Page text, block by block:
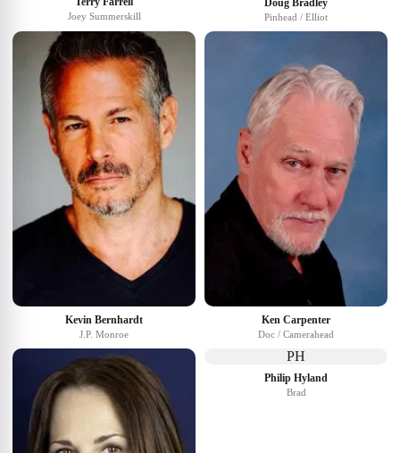
Joey Summerskill Pinhead / Elliot
Kevin Bernhardt
J.P. Monroe
Ken Carpenter
Doc / Camerahead
PH
Philip Hyland
Brad